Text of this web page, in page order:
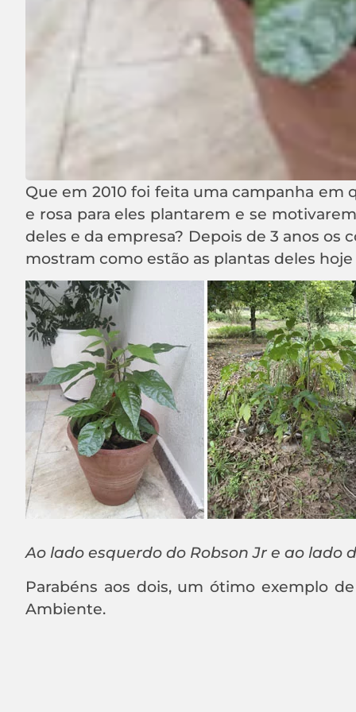
Que em 2010 foi feita uma campanha em
e rosa para eles plantarem e se
deles e da empresa? Depois de 3 anos os
mostram como estão as plantas deles
Ao lado esquerdo do Robson Jr e ao lado
Parabéns aos dois, um ótimo exemplo
Ambiente.